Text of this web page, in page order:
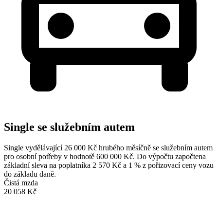
Single se služebním autem
Single vydělávající 26 000 Kč hrubého měsíčně se služebním autem
pro osobní potřeby v hodnotě 600 000 Kč. Do výpočtu započtena
základní sleva na poplatníka 2 570 Kč a 1 % z pořizovací ceny vozu
do základu daně.
Čistá mzda
20 058 Kč